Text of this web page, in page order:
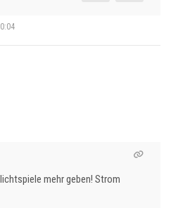
mehr geben! Strom